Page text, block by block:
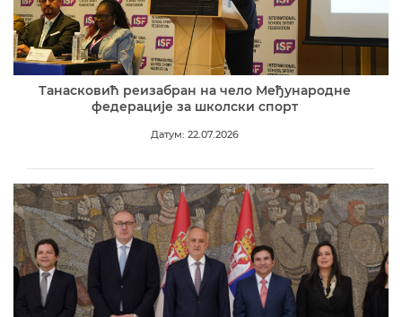
Танасковић реизабран на чело Међународне
федерације за школски спорт
Датум: 22.07.2026